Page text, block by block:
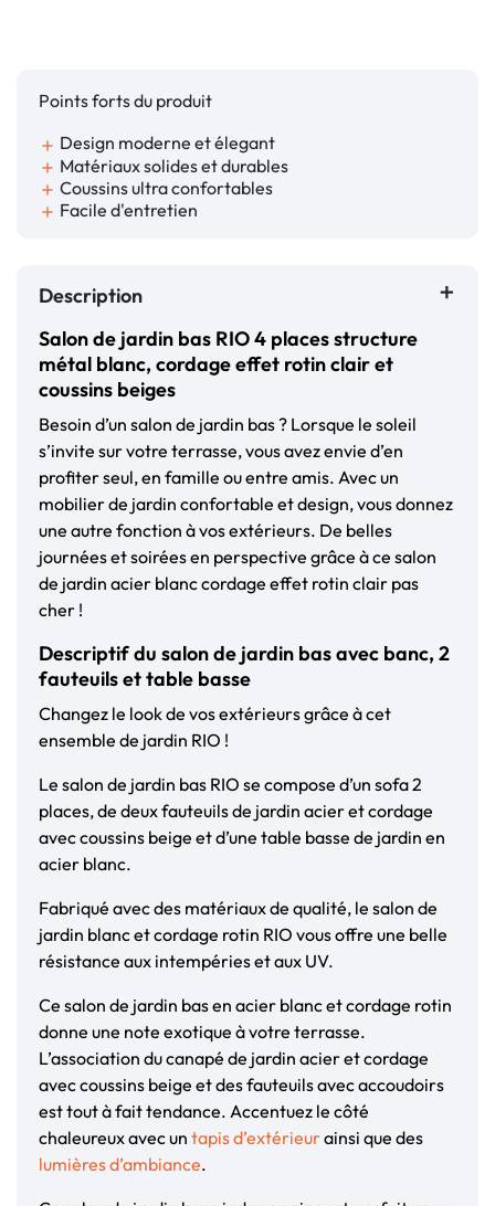
Points forts du produit
add Design moderne et élegant
add Matériaux solides et durables
add Coussins ultra confortables
add Facile d'entretien
Description
Salon de jardin bas RIO 4 places structure
métal blanc, cordage effet rotin clair et
coussins beiges
Besoin d’un salon de jardin bas ? Lorsque le soleil
s’invite sur votre terrasse, vous avez envie d’en
profiter seul, en famille ou entre amis. Avec un
mobilier de jardin confortable et design, vous donnez
une autre fonction à vos extérieurs. De belles
journées et soirées en perspective grâce à ce salon
de jardin acier blanc cordage effet rotin clair pas
cher !
Descriptif du salon de jardin bas avec banc, 2
fauteuils et table basse
Changez le look de vos extérieurs grâce à cet
ensemble de jardin RIO !
Le salon de jardin bas RIO se compose d’un sofa 2
places, de deux fauteuils de jardin acier et cordage
avec coussins beige et d’une table basse de jardin en
acier blanc.
Fabriqué avec des matériaux de qualité, le salon de
jardin blanc et cordage rotin RIO vous offre une belle
résistance aux intempéries et aux UV.
Ce salon de jardin bas en acier blanc et cordage rotin
donne une note exotique à votre terrasse.
L’association du canapé de jardin acier et cordage
avec coussins beige et des fauteuils avec accoudoirs
est tout à fait tendance. Accentuez le côté
chaleureux avec un tapis d’extérieurainsi que des
lumières d’ambiance.